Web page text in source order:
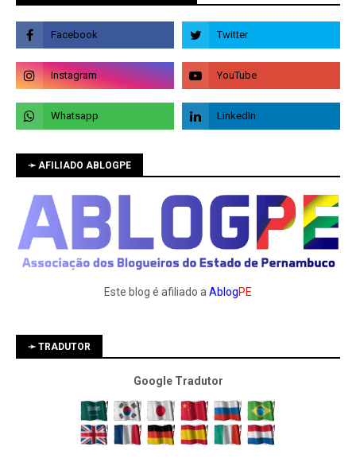
➛ AFILIADO ABLOGPE
Este blog é afiliado aAblogPE
➛ TRADUTOR
Google Tradutor